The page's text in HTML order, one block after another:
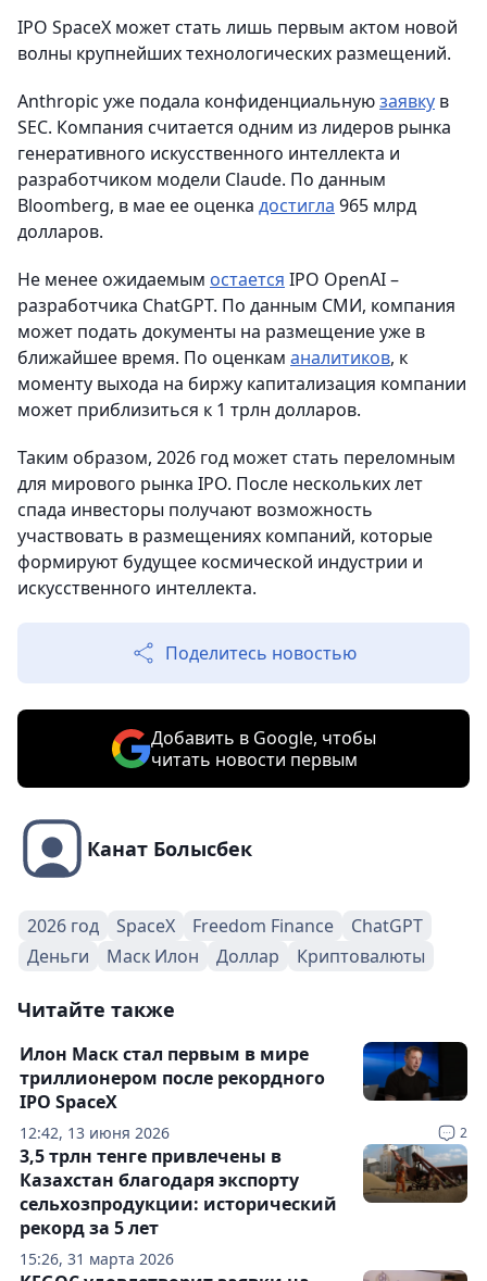
IPO SpaceX может стать лишь первым актом новой
волны крупнейших технологических размещений.
Anthropic уже подала конфиденциальнуюзаявку в
SEC. Компания считается одним из лидеров рынка
генеративного искусственного интеллекта и
разработчиком модели Claude. По данным
Bloomberg, в мае ее оценка достигла 965 млрд
долларов.
Не менее ожидаемым остается IPO OpenAI –
разработчика ChatGPT. По данным СМИ, компания
может подать документы на размещение уже в
ближайшее время. По оценкам аналитиков, к
моменту выхода на биржу капитализация компании
может приблизиться к 1 трлн долларов.
Таким образом, 2026 год может стать переломным
для мирового рынка IPO. После нескольких лет
спада инвесторы получают возможность
участвовать в размещениях компаний, которые
формируют будущее космической индустрии и
искусственного интеллекта.
Поделитесь новостью
Добавить в Google, чтобы
читать новости первым
Канат Болысбек
2026 год SpaceX Freedom Finance
ChatGPT
Деньги
Маск Илон Доллар Криптовалюты
Читайте также
12:42, 13 июня 2026 2
Илон Маск стал первым в мире
триллионером после рекордного
IPO SpaceX
15:26, 31 марта 2026
3,5 трлн тенге привлечены в
Казахстан благодаря экспорту
сельхозпродукции: исторический
рекорд за 5 лет